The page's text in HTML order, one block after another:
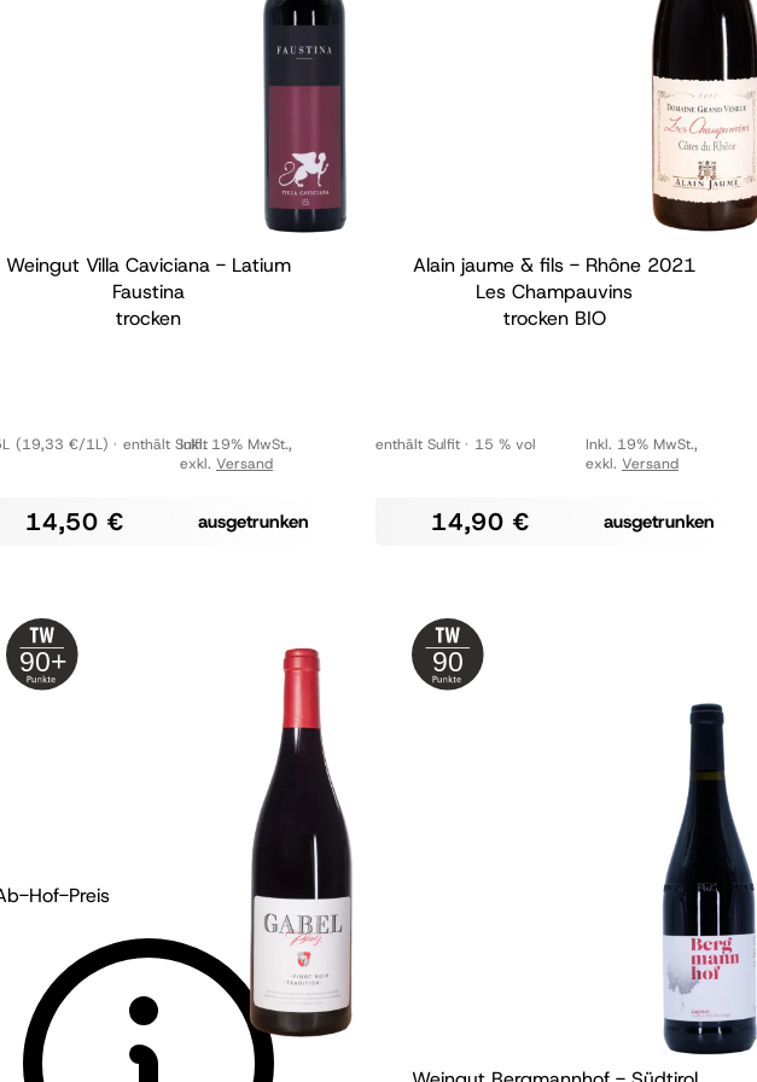
Weingut Villa Caviciana - Latium
Faustina
trocken
(19,33 €/1L) enthält Sulfit
14,50 €
Inkl. 19% MwSt.,
exkl. Versand
ausgetrunken
Alain jaume & fils - Rhône 2021
Les Champauvins
trocken BIO
enthält Sulfit 15 % vol
14,90 €
Inkl. 19% MwSt.,
exkl. Versand
ausgetrunken
90+
Hof-Preis
90